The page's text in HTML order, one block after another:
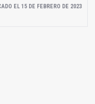
EL 15 DE FEBRERO DE 2023